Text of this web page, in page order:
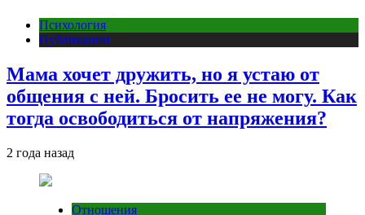
Психология
Публикации
Мама хочет дружить, но я устаю от
общения с ней. Бросить ее не могу. Как
тогда освободиться от напряжения?
2 года назад
Отношения